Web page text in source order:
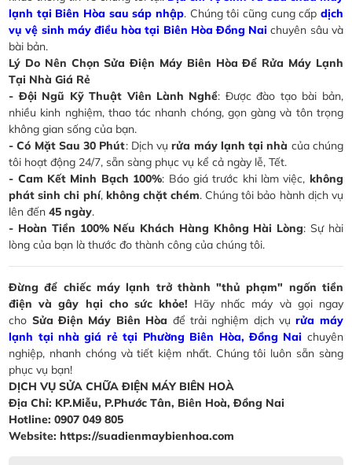
lạnh tại Biên Hòa sau sáp nhập. Chúng tôi cũng cung cấp dịch
vụ vệ sinh máy điều hòa tại Biên Hòa Đồng Nai chuyên sâu và
bài bản.
Lý Do Nên Chọn Sửa Điện Máy Biên Hòa Để Rửa Máy Lạnh
Tại Nhà Giá Rẻ
- Đội Ngũ Kỹ Thuật Viên Lành Nghề: Được đào tạo bài bản,
nhiều kinh nghiệm, thao tác nhanh chóng, gọn gàng và tôn trọng
không gian sống của bạn.
- Có Mặt Sau 30 Phút: Dịch vụrửa máy lạnh tại nhà của chúng
tôi hoạt động 24/7, sẵn sàng phục vụ kể cả ngày lễ, Tết.
- Cam Kết Minh Bạch 100%: Báo giá trước khi làm việc, không
phát sinh chi phí, không chặt chém. Chúng tôi bảo hành dịch vụ
lên đến45 ngày.
- Hoàn Tiền 100% Nếu Khách Hàng Không Hài Lòng: Sự hài
lòng của bạn là thước đo thành công của chúng tôi.
Đừng để chiếc máy lạnh trở thành "thủ phạm" ngốn tiền
điện và gây hại cho sức khỏe! Hãy nhấc máy và gọi ngay
cho Sửa Điện Máy Biên Hòa để trải nghiệm dịch vụrửa máy
lạnh tại nhà giá rẻ tại Phường Biên Hòa, Đồng Nai chuyên
nghiệp, nhanh chóng và tiết kiệm nhất. Chúng tôi luôn sẵn sàng
phục vụ bạn!
DỊCH VỤ SỬA CHỮA ĐIỆN MÁY BIÊN HOÀ
Địa Chỉ: KP.Miễu, P.Phước Tân, Biên Hoà, Đồng Nai
Hotline: 0907 049 805
Website: https://suadienmaybienhoa.com